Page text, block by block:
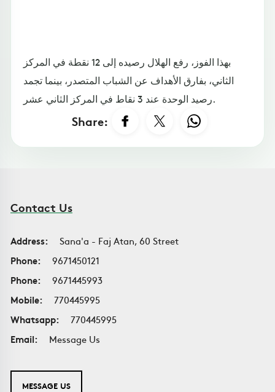
بهذا الفوز، رفع الهلال رصيده إلى 12 نقطة في المركز
الثاني، بفارق الأهداف عن الشباب المتصدر، بينما تجمد
رصيد الوحدة عند 3 نقاط في المركز الثاني عشر.
Share:
Contact Us
Address:
Sana'a - Faj Atan, 60 Street
Phone:
9671450121
Phone:
9671445993
Mobile:
770445995
Whatsapp:
770445995
Email:
Message Us
MESSAGE US